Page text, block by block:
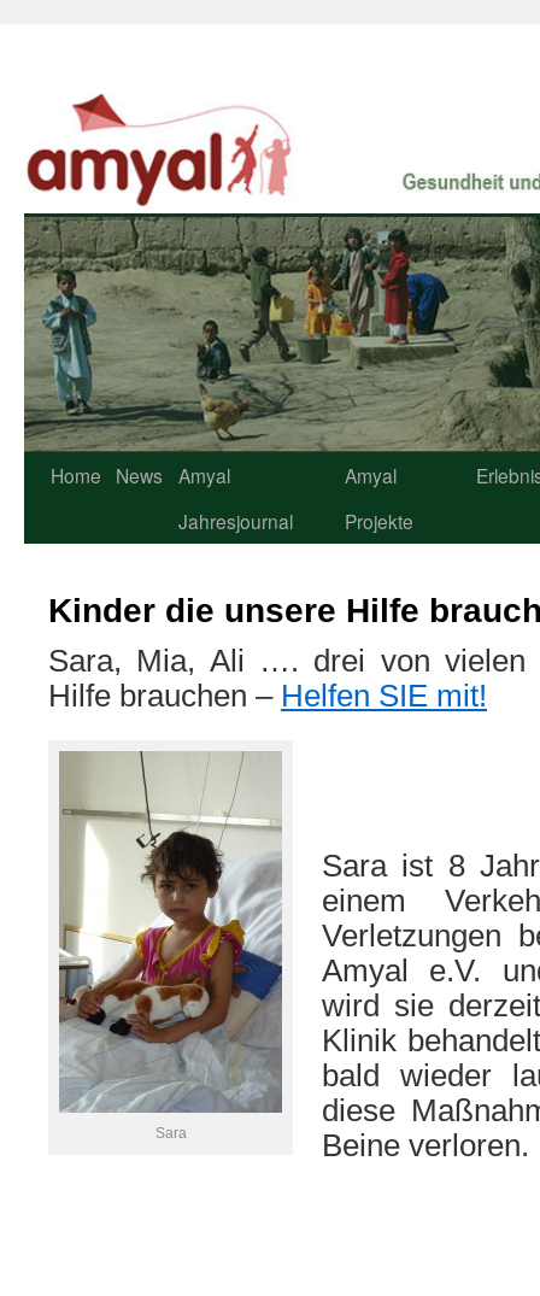
Home News
Amyal
Jahresjournal
Amyal
Projekte
Kinder die unsere Hilfe
Sara, Mia, Ali …. drei von vielen
Hilfe brauchen – Helfen SIE mit!
Sara
Sara ist 8
einem
Verletzungen
Amyal e.V.
wird sie
Klinik
bald wieder
diese
Beine verloren.